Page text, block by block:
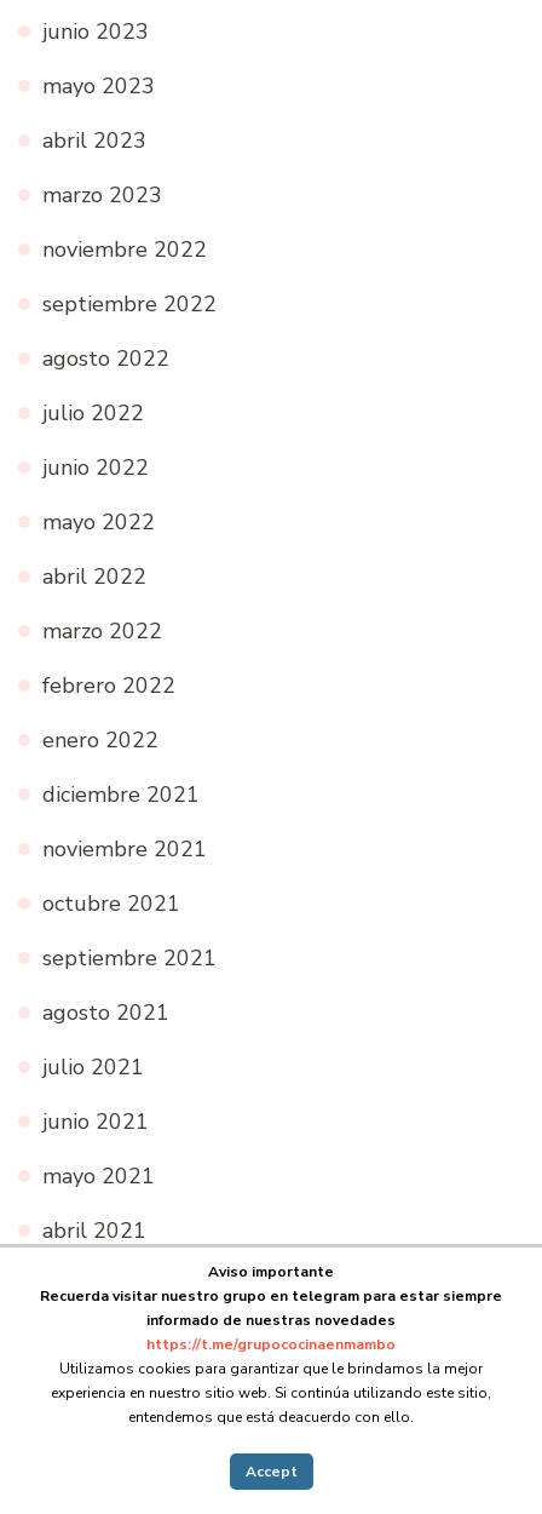
junio 2023
mayo 2023
abril 2023
marzo 2023
noviembre 2022
septiembre 2022
agosto 2022
julio 2022
junio 2022
mayo 2022
abril 2022
marzo 2022
febrero 2022
enero 2022
diciembre 2021
noviembre 2021
octubre 2021
septiembre 2021
agosto 2021
julio 2021
junio 2021
mayo 2021
abril 2021
marzo 2021
febrero 2021
enero 2021
Aviso importante
Recuerda visitar nuestro grupo en telegram para estar siempre
informado de nuestras novedades
https://t.me/grupococinaenmambo
Utilizamos cookies para garantizar que le brindamos la mejor
experiencia en nuestro sitio web. Si continúa utilizando este sitio,
entendemos que está deacuerdo con ello.
Accept